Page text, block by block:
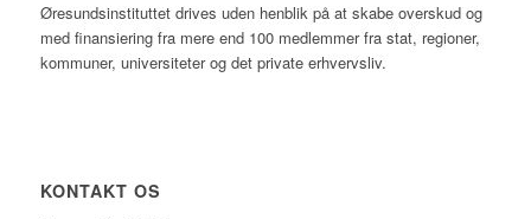
Øresundsinstituttet drives uden henblik på at skabe overskud og
med finansiering fra mere end 100 medlemmer fra stat, regioner,
kommuner, universiteter og det private erhvervsliv.
KONTAKT OS